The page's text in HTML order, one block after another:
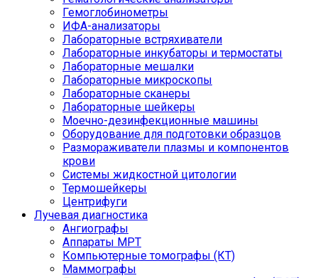
Гемоглобинометры
ИФА-анализаторы
Лабораторные встряхиватели
Лабораторные инкубаторы и термостаты
Лабораторные мешалки
Лабораторные микроскопы
Лабораторные сканеры
Лабораторные шейкеры
Моечно-дезинфекционные машины
Оборудование для подготовки образцов
Размораживатели плазмы и компонентов
крови
Системы жидкостной цитологии
Термошейкеры
Центрифуги
Лучевая диагностика
Ангиографы
Аппараты МРТ
Компьютерные томографы (КТ)
Маммографы